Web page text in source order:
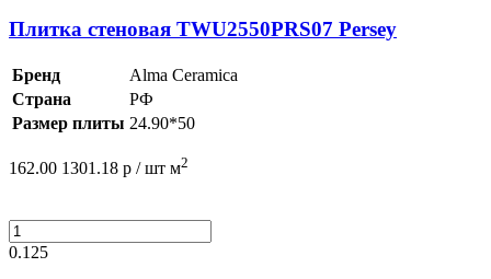
Плитка стеновая TWU2550PRS07 Persey
Бренд
Alma Ceramica
Страна
РФ
Размер плиты 24.90*50
162.00 1301.18 р / шт м2
0.125